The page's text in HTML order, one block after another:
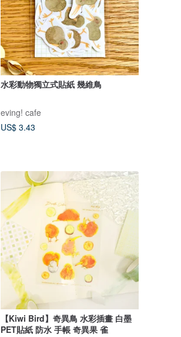
水彩動物獨立式貼紙 幾維鳥
eving! cafe
US$ 3.43
【Kiwi Bird】奇異鳥 水彩插畫 白墨
PET貼紙 防水 手帳 奇異果 雀